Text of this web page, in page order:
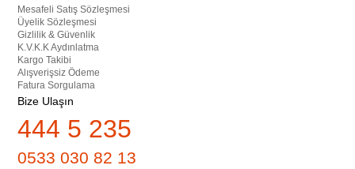
Mesafeli Satış Sözleşmesi
Üyelik Sözleşmesi
Gizlilik & Güvenlik
K.V.K.K Aydınlatma
Kargo Takibi
Alışverişsiz Ödeme
Fatura Sorgulama
Bize Ulaşın
444 5 235
0533 030 82 13